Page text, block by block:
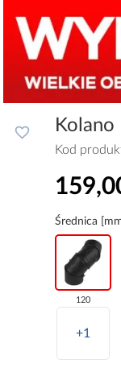
Kod
Średnica
120
+1